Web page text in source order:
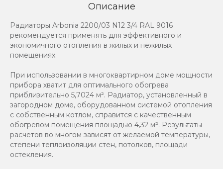
Описание
Радиаторы Arbonia 2200/03 N12 3/4 RAL 9016
рекомендуется применять для эффективного и
экономичного отопления в жилых и нежилых
помещениях.
При использовании в многоквартирном доме мощности
прибора хватит для оптимального обогрева
приблизительно 5,7024 м². Радиатор, установленный в
загородном доме, оборудованном системой отопления
с собственным котлом, справится с качественным
обогревом помещения площадью 4,32 м². Результаты
расчетов во многом зависят от желаемой температуры,
степени теплоизоляции стен, потолков, площади
остекления.